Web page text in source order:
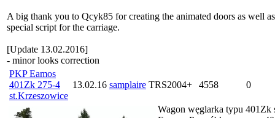
A big thank you to Qcyk85 for creating the animated doors as well
special script for the carriage.
[Update 13.02.2016]
- minor looks correction
PKP Eamos
401Zk 275-4
st.Krzeszowice
13.02.16 samplaire TRS2004+ 4558 0
Wagon węglarka typu 401Zk